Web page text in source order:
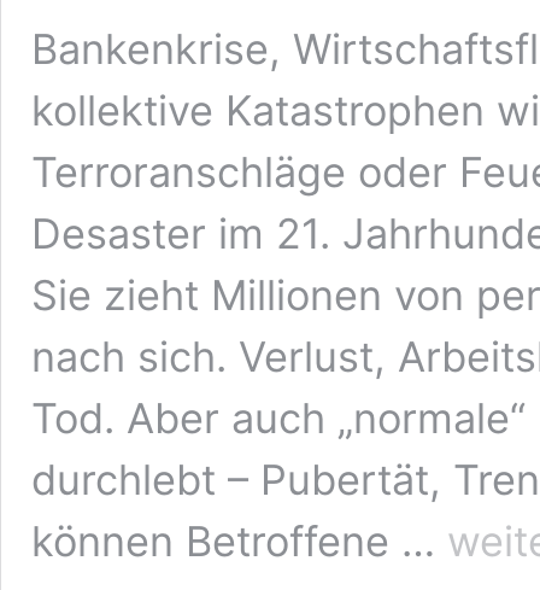
Bankenkrise,
kollektive Katastrophen
Terroranschläge oder
Desaster im 21.
Sie zieht Millionen von
nach sich. Verlust,
Tod. Aber auch
durchlebt – Pubertät,
können Betroffene …
als